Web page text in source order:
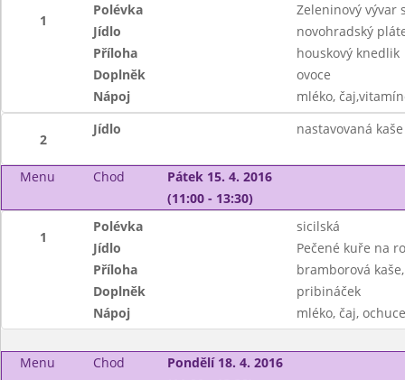
1
Polévka
Zeleninový vývar
Jídlo
novohradský
Příloha
houskový knedlik
Doplněk
ovoce
Nápoj
mléko,
2
Jídlo nastavovaná
Menu Chod
Pátek 15. 4. 2016
(11:00 - 13:30)
1
Polévka
sicilská
Jídlo
Pečené kuře na
Příloha
bramborová
Doplněk
pribináček
Nápoj
mléko, čaj,
Menu Chod
Pondělí 18. 4. 2016